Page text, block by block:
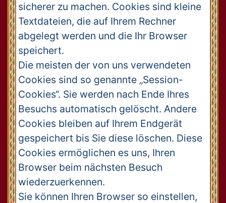
sicherer zu machen. Cookies sind kleine
Textdateien, die auf Ihrem Rechner
abgelegt werden und die Ihr Browser
speichert.
Die meisten der von uns verwendeten
Cookies sind so genannte „Session-
Cookies“. Sie werden nach Ende Ihres
Besuchs automatisch gelöscht. Andere
Cookies bleiben auf Ihrem Endgerät
gespeichert bis Sie diese löschen. Diese
Cookies ermöglichen es uns, Ihren
Browser beim nächsten Besuch
wiederzuerkennen.
Sie können Ihren Browser so einstellen,